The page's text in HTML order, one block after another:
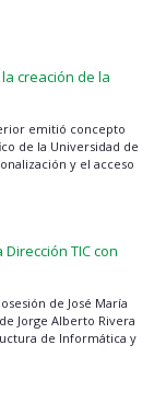
creación de la
emitió concepto
de la Universidad de
y el acceso
TIC con
de José María
Jorge Alberto Rivera
de Informática y